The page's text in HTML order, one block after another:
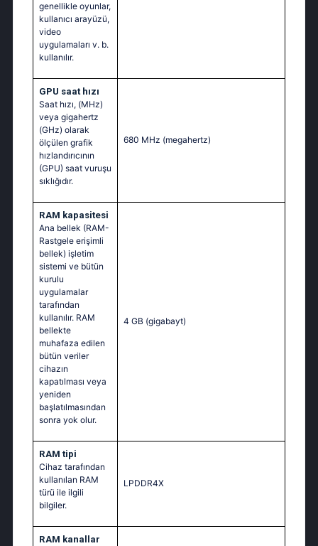
genellikle oyunlar,
kullanıcı arayüzü,
video
uygulamaları v. b.
kullanılır.
GPU saat hızı
Saat hızı, (MHz)
veya gigahertz
(GHz) olarak
ölçülen grafik
hızlandırıcının
(GPU) saat vuruşu
sıklığıdır.
680 MHz (megahertz)
RAM kapasitesi
Ana bellek (RAM-
Rastgele erişimli
bellek) işletim
sistemi ve bütün
kurulu
uygulamalar
tarafından
kullanılır. RAM
bellekte
muhafaza edilen
bütün veriler
cihazın
kapatılması veya
yeniden
başlatılmasından
sonra yok olur.
4 GB (gigabayt)
RAM tipi
Cihaz tarafından
kullanılan RAM
türü ile ilgili
bilgiler.
LPDDR4X
RAM kanallar